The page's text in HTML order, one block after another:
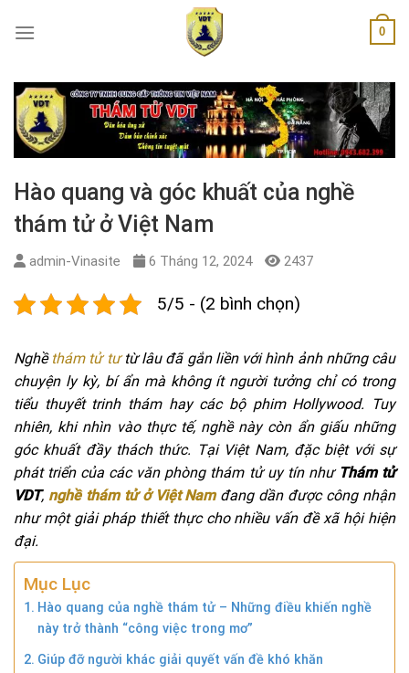
0
Hào quang và góc khuất của nghề
thám tử ở Việt Nam
admin-Vinasite 6 Tháng 12, 2024 2437
5/5 - (2 bình chọn)
Nghề thám tử tưtừ lâu đã gắn liền với hình ảnh những câu
chuyện ly kỳ, bí ẩn mà không ít người tưởng chỉ có trong
tiểu thuyết trinh thám hay các bộ phim Hollywood. Tuy
nhiên, khi nhìn vào thực tế, nghề này còn ẩn giấu những
góc khuất đầy thách thức. Tại Việt Nam, đặc biệt với sự
phát triển của các văn phòng thám tử uy tín như Thám tử
VDT, nghề thám tử ở Việt Namđang dần được công nhận
như một giải pháp thiết thực cho nhiều vấn đề xã hội hiện
đại.
Mục Lục
Hào quang của nghề thám tử – Những điều khiến nghề
này trở thành “công việc trong mơ”
Giúp đỡ người khác giải quyết vấn đề khó khăn